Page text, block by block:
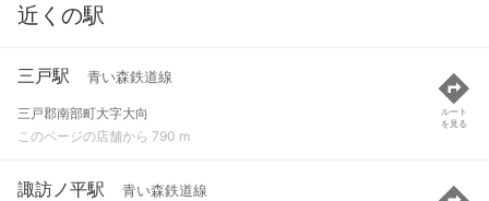
近くの駅
三戸駅 青い森鉄道線
三戸郡南部町大字大向
このページの店舗から 790 m
ルート
を見る
諏訪ノ平駅 青い森鉄道線